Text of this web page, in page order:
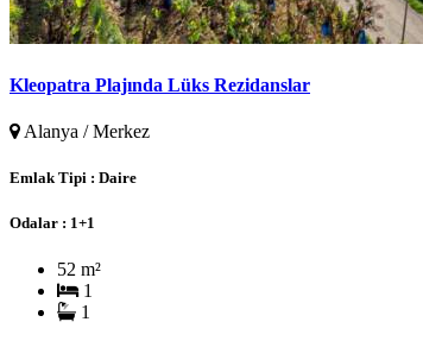
Kleopatra Plajında Lüks Rezidanslar
Alanya / Merkez
Emlak Tipi : Daire
Odalar : 1+1
52 m²
1
1